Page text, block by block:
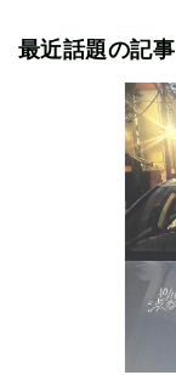
最近話題の記事